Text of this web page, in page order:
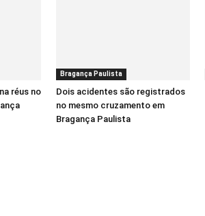
réus no
Bragança Paulista
Dois acidentes são registrados
no mesmo cruzamento em
Bragança Paulista